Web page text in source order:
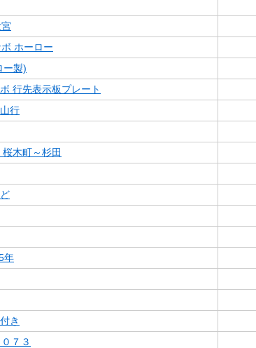
ホーロー
ー製)
先表示板プレート
行
木町～杉田
年
き
７３